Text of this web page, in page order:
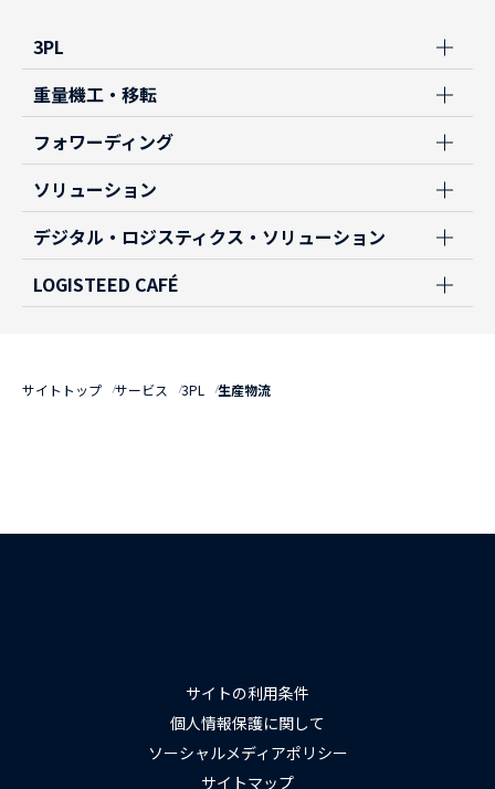
3PL
重量機工・移転
フォワーディング
ソリューション
デジタル・ロジスティクス・ソリューション
LOGISTEED CAFÉ
サイトトップ サービス 3PL 生産物流
サイトの利用条件
個人情報保護に関して
ソーシャルメディアポリシー
サイトマップ